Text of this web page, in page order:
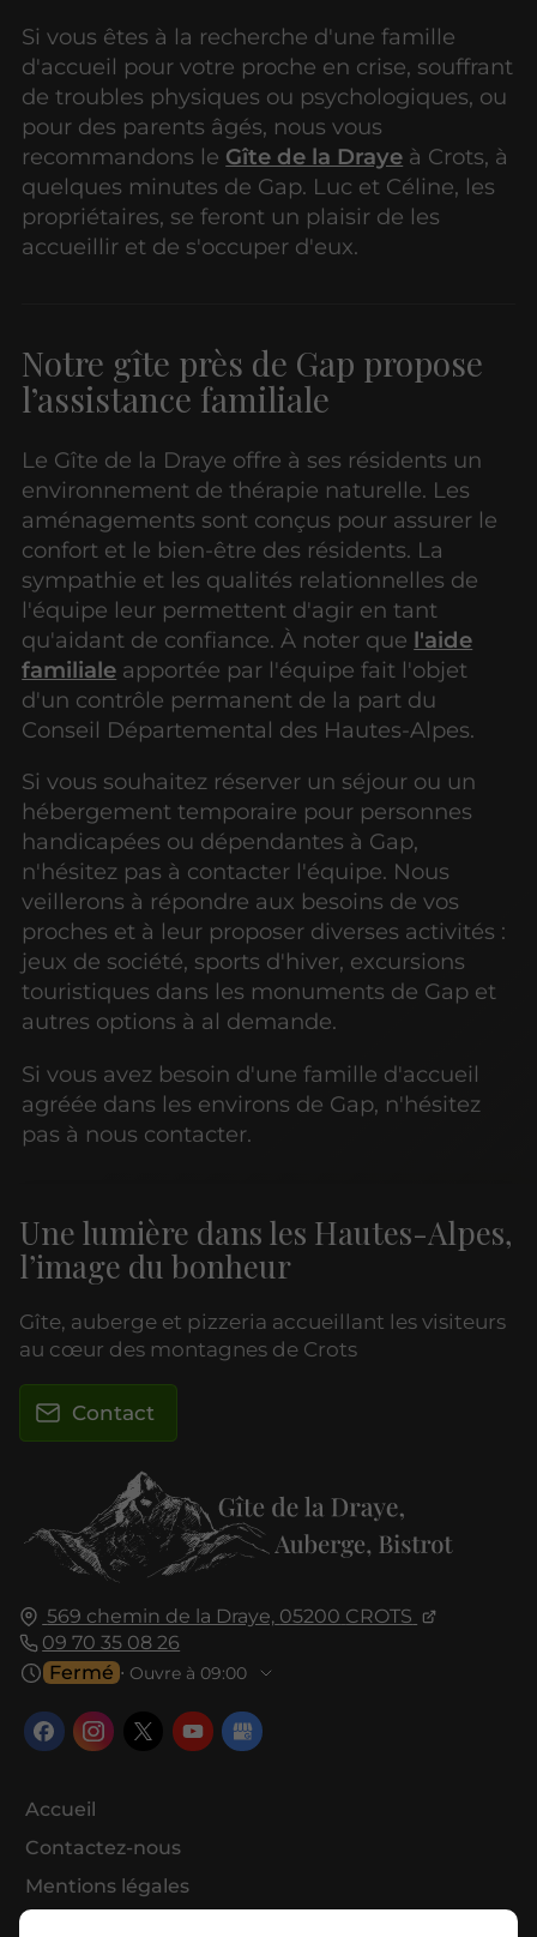
Si vous êtes à la recherche d'une famille
d'accueil pour votre proche en crise, souffrant
de troubles physiques ou psychologiques, ou
pour des parents âgés, nous vous
recommandons le Gîte de la Draye à Crots, à
quelques minutes de Gap. Luc et Céline, les
propriétaires, se feront un plaisir de les
accueillir et de s'occuper d'eux.
Notre gîte près de Gap propose
l’assistance familiale
Le Gîte de la Draye offre à ses résidents un
environnement de thérapie naturelle. Les
aménagements sont conçus pour assurer le
confort et le bien-être des résidents. La
sympathie et les qualités relationnelles de
l'équipe leur permettent d'agir en tant
qu'aidant de confiance. À noter que l'aide
familiale apportée par l'équipe fait l'objet
d'un contrôle permanent de la part du
Conseil Départemental des Hautes-Alpes.
Si vous souhaitez réserver un séjour ou un
hébergement temporaire pour personnes
handicapées ou dépendantes à Gap,
n'hésitez pas à contacter l'équipe. Nous
veillerons à répondre aux besoins de vos
proches et à leur proposer diverses activités :
jeux de société, sports d'hiver, excursions
touristiques dans les monuments de Gap et
autres options à al demande.
Si vous avez besoin d'une famille d'accueil
agréée dans les environs de Gap, n'hésitez
pas à nous contacter.
569 chemin de la Draye, 05200 CROTS
09 70 35 08 26
Fermé ⋅ Ouvre à 09:00
Accueil
Contactez-nous
Mentions légales
Une lumière dans les Hautes-Alpes,
l’image du bonheur
Gîte, auberge et pizzeria accueillant les visiteurs
au cœur des montagnes de Crots
Contact